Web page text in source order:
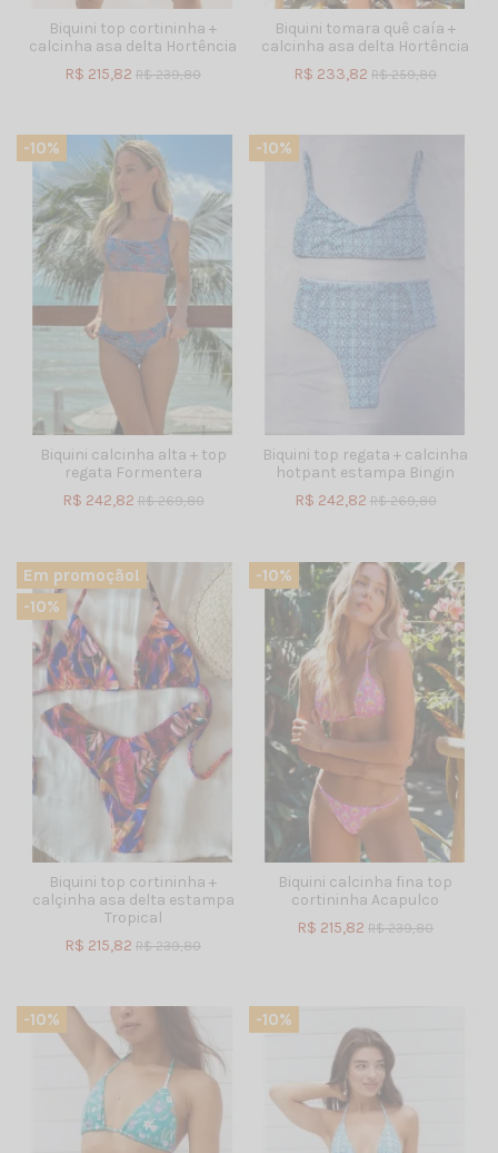
Biquini top cortininha +
calcinha asa delta Hortência
R$ 215,82 R$ 239,80
Biquini tomara quê caía +
calcinha asa delta Hortência
R$ 233,82 R$ 259,80
-10%
Biquini calcinha alta + top
regata Formentera
R$ 242,82 R$ 269,80
-10%
Biquini top regata + calcinha
hotpant estampa Bingin
R$ 242,82 R$ 269,80
Em promoção!
-10%
Biquini top cortininha +
calçinha asa delta estampa
Tropical
R$ 215,82 R$ 239,80
-10%
Biquini calcinha fina top
cortininha Acapulco
R$ 215,82 R$ 239,80
-10% -10%